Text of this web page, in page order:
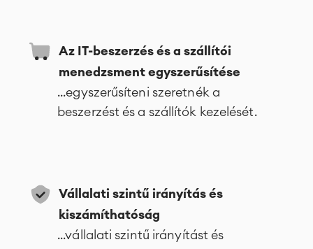
Projektmenedzsment,
Munkairányítás
Időkövetés, tervezés, túlóra-
kezelés
Üzleti folyamatok
Szervízmenedzsment
Az IT-beszerzés és a szállítói
menedzsment egyszerűsítése
...egyszerűsíteni szeretnék a
beszerzést és a szállítók kezelését.
Vállalati szintű irányítás és
kiszámíthatóság
...vállalati szintű irányítást és